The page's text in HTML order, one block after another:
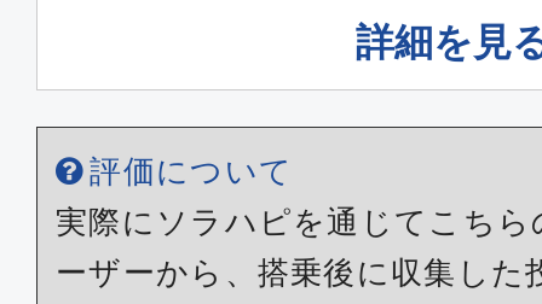
詳細を見
評価について
実際にソラハピを通じてこち
ーザーから、搭乗後に収集した